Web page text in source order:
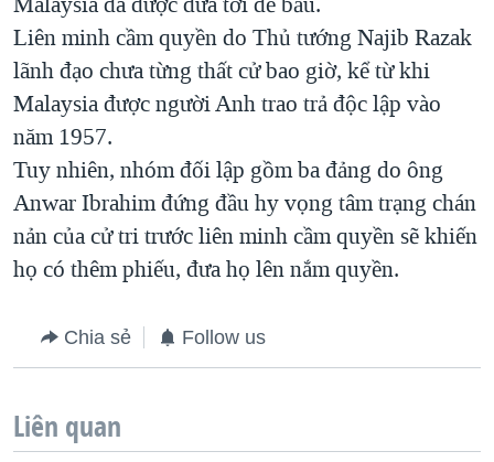
Liên minh cầm quyền do Thủ tướng Najib Razak
lãnh đạo chưa từng thất cử bao giờ, kể từ khi
Malaysia được người Anh trao trả độc lập vào
năm 1957.
Tuy nhiên, nhóm đối lập gồm ba đảng do ông
Anwar Ibrahim đứng đầu hy vọng tâm trạng chán
nản của cử tri trước liên minh cầm quyền sẽ khiến
họ có thêm phiếu, đưa họ lên nắm quyền.
Chia sẻ Follow us
Liên quan